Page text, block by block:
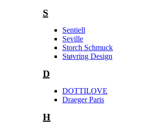
S
Sentiell
Seville
Storch Schmuck
Støvring Design
D
DOTTILOVE
Draeger Paris
H